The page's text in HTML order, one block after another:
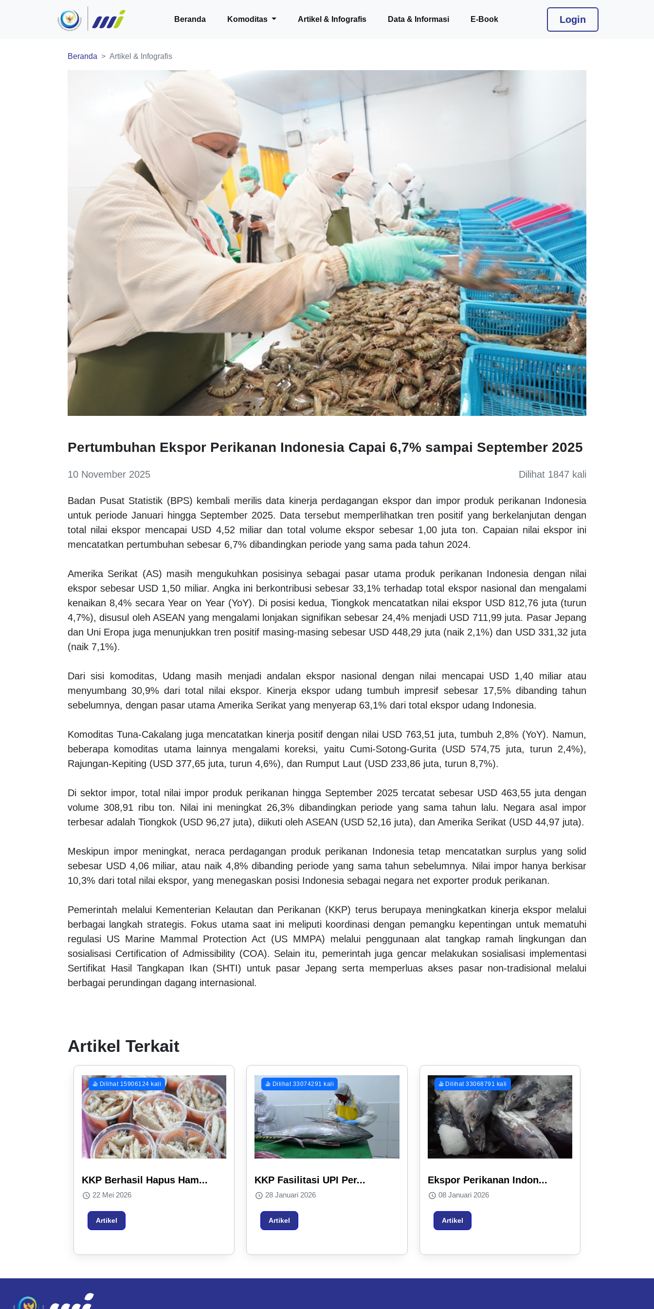
Beranda Komoditas Artikel & Infografis Data & Informasi E-Book Login
Beranda Artikel & Infografis
Pertumbuhan Ekspor Perikanan Indonesia Capai 6,7% sampai September 2025
10 November 2025 Dilihat 1847 kali
Badan Pusat Statistik (BPS) kembali merilis data kinerja perdagangan ekspor dan impor produk perikanan Indonesia
untuk periode Januari hingga September 2025. Data tersebut memperlihatkan tren positif yang berkelanjutan dengan
total nilai ekspor mencapai USD 4,52 miliar dan total volume ekspor sebesar 1,00 juta ton. Capaian nilai ekspor ini
mencatatkan pertumbuhan sebesar 6,7% dibandingkan periode yang sama pada tahun 2024.
Amerika Serikat (AS) masih mengukuhkan posisinya sebagai pasar utama produk perikanan Indonesia dengan nilai
ekspor sebesar USD 1,50 miliar. Angka ini berkontribusi sebesar 33,1% terhadap total ekspor nasional dan mengalami
kenaikan 8,4% secara Year on Year (YoY). Di posisi kedua, Tiongkok mencatatkan nilai ekspor USD 812,76 juta (turun
4,7%), disusul oleh ASEAN yang mengalami lonjakan signifikan sebesar 24,4% menjadi USD 711,99 juta. Pasar Jepang
dan Uni Eropa juga menunjukkan tren positif masing-masing sebesar USD 448,29 juta (naik 2,1%) dan USD 331,32 juta
(naik 7,1%).
Dari sisi komoditas, Udang masih menjadi andalan ekspor nasional dengan nilai mencapai USD 1,40 miliar atau
menyumbang 30,9% dari total nilai ekspor. Kinerja ekspor udang tumbuh impresif sebesar 17,5% dibanding tahun
sebelumnya, dengan pasar utama Amerika Serikat yang menyerap 63,1% dari total ekspor udang Indonesia.
Komoditas Tuna-Cakalang juga mencatatkan kinerja positif dengan nilai USD 763,51 juta, tumbuh 2,8% (YoY). Namun,
beberapa komoditas utama lainnya mengalami koreksi, yaitu Cumi-Sotong-Gurita (USD 574,75 juta, turun 2,4%),
Rajungan-Kepiting (USD 377,65 juta, turun 4,6%), dan Rumput Laut (USD 233,86 juta, turun 8,7%).
Di sektor impor, total nilai impor produk perikanan hingga September 2025 tercatat sebesar USD 463,55 juta dengan
volume 308,91 ribu ton. Nilai ini meningkat 26,3% dibandingkan periode yang sama tahun lalu. Negara asal impor
terbesar adalah Tiongkok (USD 96,27 juta), diikuti oleh ASEAN (USD 52,16 juta), dan Amerika Serikat (USD 44,97 juta).
Meskipun impor meningkat, neraca perdagangan produk perikanan Indonesia tetap mencatatkan surplus yang solid
sebesar USD 4,06 miliar, atau naik 4,8% dibanding periode yang sama tahun sebelumnya. Nilai impor hanya berkisar
10,3% dari total nilai ekspor, yang menegaskan posisi Indonesia sebagai negara net exporter produk perikanan.
Pemerintah melalui Kementerian Kelautan dan Perikanan (KKP) terus berupaya meningkatkan kinerja ekspor melalui
berbagai langkah strategis. Fokus utama saat ini meliputi koordinasi dengan pemangku kepentingan untuk mematuhi
regulasi US Marine Mammal Protection Act (US MMPA) melalui penggunaan alat tangkap ramah lingkungan dan
sosialisasi Certification of Admissibility (COA). Selain itu, pemerintah juga gencar melakukan sosialisasi implementasi
Sertifikat Hasil Tangkapan Ikan (SHTI) untuk pasar Jepang serta memperluas akses pasar non-tradisional melalui
berbagai perundingan dagang internasional.
Artikel Terkait
Dilihat 15906124 kali
KKP Berhasil Hapus Ham...
22 Mei 2026
Artikel
Dilihat 33074291 kali
KKP Fasilitasi UPI Per...
28 Januari 2026
Artikel
Dilihat 33068791 kali
Ekspor Perikanan Indon...
08 Januari 2026
Artikel